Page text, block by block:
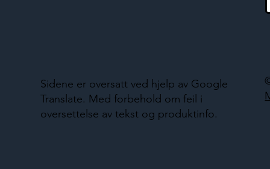
Sidene er oversatt ved hjelp av Google
Translate. Med forbehold om feil i
oversettelse av tekst og produktinfo.